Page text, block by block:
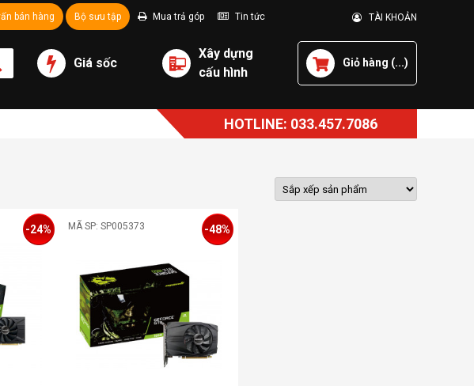
bán hàng Bộ sưu tập Mua trả góp Tin tức TÀI KHOẢN
Giá sốc
Xây dựng
cấu hình
Giỏ hàng (...)
HOTLINE: 033.457.7086
-24% MÃ SP: SP005373 -48%